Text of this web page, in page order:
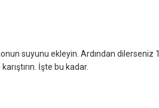
suyunu ekleyin. Ardından dilerseniz 1
İşte bu kadar.